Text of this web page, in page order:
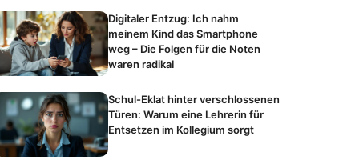
Digitaler Entzug: Ich nahm
meinem Kind das Smartphone
weg – Die Folgen für die Noten
waren radikal
Schul-Eklat hinter verschlossenen
Türen: Warum eine Lehrerin für
Entsetzen im Kollegium sorgt